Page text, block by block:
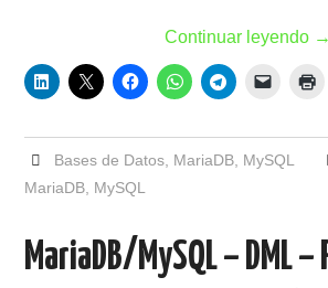
Continuar leyendo →
Bases de Datos, MariaDB, MySQL
MariaDB MySQL
MariaDB/MySQL – DML